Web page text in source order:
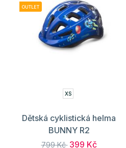
OUTLET
XS
Dětská cyklistická helma
BUNNY R2
799 Kč 399 Kč